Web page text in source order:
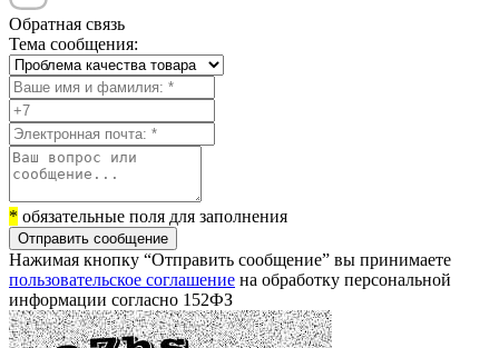
Обратная связь
Тема сообщения:
* обязательные поля для заполнения
Отправить сообщение
Нажимая кнопку “Отправить сообщение” вы принимаете
пользовательское соглашение на обработку персональной
информации согласно 152ФЗ